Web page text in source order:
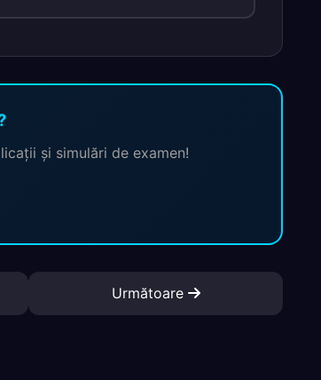
și simulări de examen!
Următoare